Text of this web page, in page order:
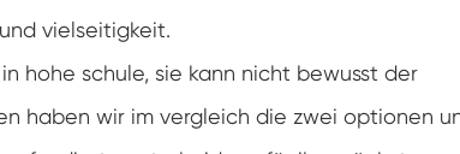
vielseitigkeit.
hohe schule, sie kann nicht bewusst der
haben wir im vergleich die zwei optionen